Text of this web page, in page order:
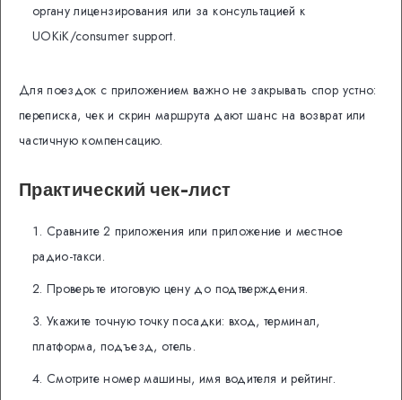
органу лицензирования или за консультацией к
UOKiK/consumer support.
Для поездок с приложением важно не закрывать спор устно:
переписка, чек и скрин маршрута дают шанс на возврат или
частичную компенсацию.
Практический чек-лист
Сравните 2 приложения или приложение и местное
радио-такси.
Проверьте итоговую цену до подтверждения.
Укажите точную точку посадки: вход, терминал,
платформа, подъезд, отель.
Смотрите номер машины, имя водителя и рейтинг.